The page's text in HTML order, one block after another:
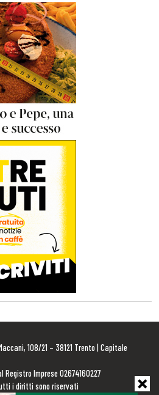
108/21 – 38121 Trento | Capitale
Registro Imprese 02674160227
i diritti sono riservati